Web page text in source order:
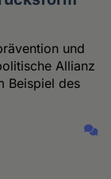
und
Allianz
Beispiel des